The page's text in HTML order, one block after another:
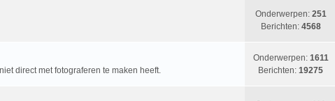
Onderwerpen: 251
Berichten: 4568
direct met fotograferen te maken heeft.
Onderwerpen: 1611
Berichten:19275